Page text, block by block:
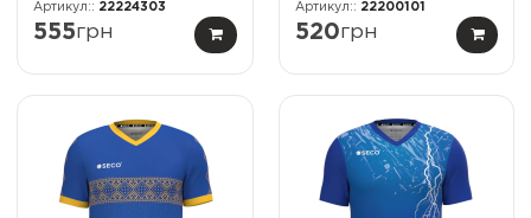
22224303
555грн
22200101
520грн